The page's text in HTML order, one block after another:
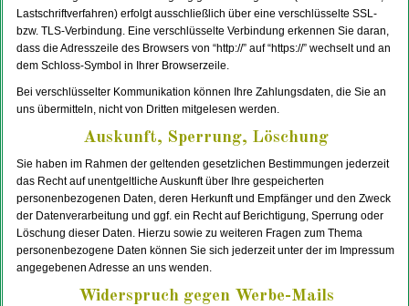
Lastschriftverfahren) erfolgt ausschließlich über eine verschlüsselte SSL-
bzw. TLS-Verbindung. Eine verschlüsselte Verbindung erkennen Sie daran,
dass die Adresszeile des Browsers von “http://” auf “https://” wechselt und an
dem Schloss-Symbol in Ihrer Browserzeile.
Bei verschlüsselter Kommunikation können Ihre Zahlungsdaten, die Sie an
uns übermitteln, nicht von Dritten mitgelesen werden.
Auskunft, Sperrung, Löschung
Sie haben im Rahmen der geltenden gesetzlichen Bestimmungen jederzeit
das Recht auf unentgeltliche Auskunft über Ihre gespeicherten
personenbezogenen Daten, deren Herkunft und Empfänger und den Zweck
der Datenverarbeitung und ggf. ein Recht auf Berichtigung, Sperrung oder
Löschung dieser Daten. Hierzu sowie zu weiteren Fragen zum Thema
personenbezogene Daten können Sie sich jederzeit unter der im Impressum
angegebenen Adresse an uns wenden.
Widerspruch gegen Werbe-Mails